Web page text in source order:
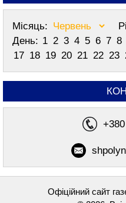
Місяць:
День: 1 2 3 4 5 6 7 8
17 18 19 20 21 22 23
Офіційний сайт